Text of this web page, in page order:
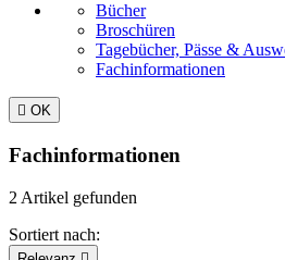
Bücher
Broschüren
Tagebücher, Pässe &
Fachinformationen
 OK
Fachinformationen
2 Artikel gefunden
Sortiert nach: